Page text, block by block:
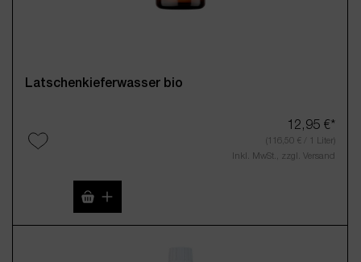
Latschenkieferwasser bio
12,95 €*
(116,50 € / 1 Liter)
Inkl. MwSt., zzgl. Versand
Produkt Anzahl: Gib den gewünschten